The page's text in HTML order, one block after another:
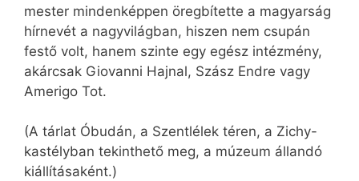
mester mindenképpen öregbítette a magyarság
hírnevét a nagyvilágban, hiszen nem csupán
festő volt, hanem szinte egy egész intézmény,
akárcsak Giovanni Hajnal, Szász Endre vagy
Amerigo Tot.
(A tárlat Óbudán, a Szentlélek téren, a Zichy-
kastélyban tekinthető meg, a múzeum állandó
kiállításaként.)